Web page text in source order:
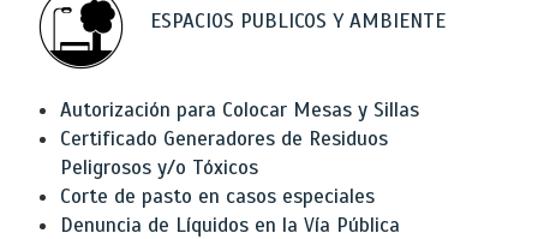
ESPACIOS PUBLICOS Y AMBIENTE
Autorización para Colocar Mesas y Sillas
Certificado Generadores de Residuos
Peligrosos y/o Tóxicos
Corte de pasto en casos especiales
Denuncia de Líquidos en la Vía Pública